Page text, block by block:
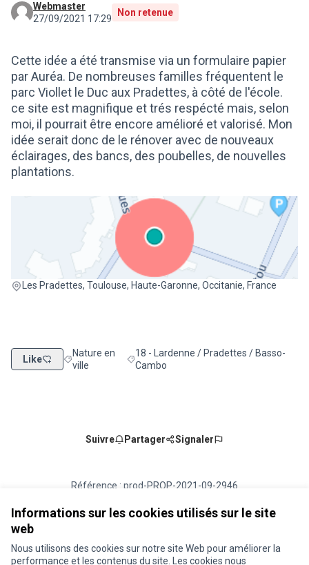
Informations sur les cookies utilisés sur le site
web
Nous utilisons des cookies sur notre site Web pour améliorer la
performance et les contenus du site. Les cookies nous
Webmaster
27/09/2021 17:29
Non retenue
Cette idée a été transmise via un formulaire papier
par Auréa. De nombreuses familles fréquentent le
parc Viollet le Duc aux Pradettes, à côté de l'école.
ce site est magnifique et trés respécté mais, selon
moi, il pourrait être encore amélioré et valorisé. Mon
idée serait donc de le rénover avec de nouveaux
éclairages, des bancs, des poubelles, de nouvelles
plantations.
Les Pradettes, Toulouse, Haute-Garonne, Occitanie, France
(Lien externe)
Like Filtrer les résultats de la catégorie : Nature en ville
Nature en
ville
Filtrer les résultats pour le secteur : 18 -
18 - Lardenne / Pradettes / Basso-
Cambo
Suivre Partager Signaler
Référence : prod-PROP-2021-09-2946
Vérifiez l'empreinte numérique
Conditions d'utilisation